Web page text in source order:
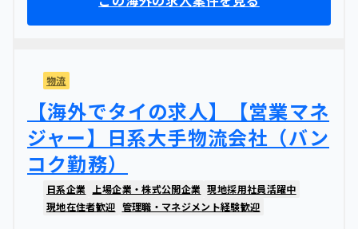
物流
【海外でタイの求人】【営業マネ
ジャー】日系大手物流会社（バン
コク勤務）
日系企業 上場企業・株式公開企業 現地採用社員活躍中
現地在住者歓迎 管理職・マネジメント経験歓迎